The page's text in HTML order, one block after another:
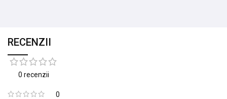
RECENZII
0 recenzii
0